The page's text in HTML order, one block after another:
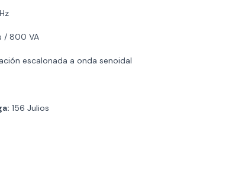
/ 800 VA
escalonada a onda senoidal
156 Julios